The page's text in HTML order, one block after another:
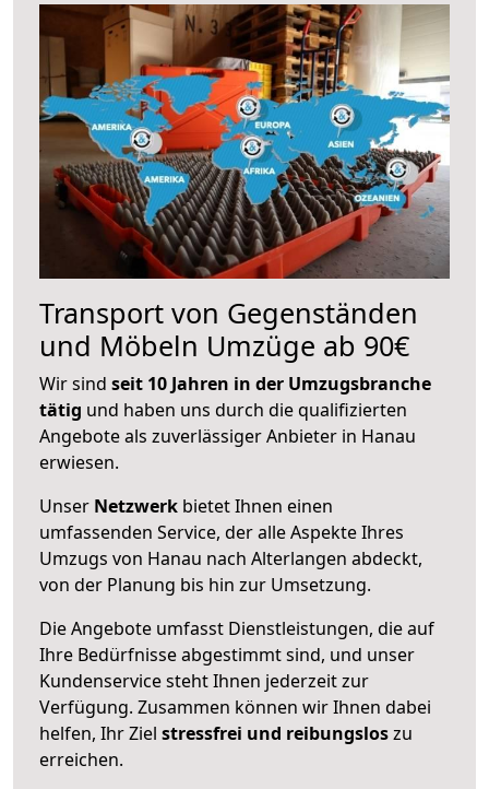
Transport von Gegenständen
und Möbeln Umzüge ab 90€
Wir sind seit 10 Jahren in der Umzugsbranche
tätig und haben uns durch die qualifizierten
Angebote als zuverlässiger Anbieter in Hanau
erwiesen.
Unser Netzwerk bietet Ihnen einen
umfassenden Service, der alle Aspekte Ihres
Umzugs von Hanau nach Alterlangen abdeckt,
von der Planung bis hin zur Umsetzung.
Die Angebote umfasst Dienstleistungen, die auf
Ihre Bedürfnisse abgestimmt sind, und unser
Kundenservice steht Ihnen jederzeit zur
Verfügung. Zusammen können wir Ihnen dabei
helfen, Ihr Ziel stressfrei und reibungsloszu
erreichen.